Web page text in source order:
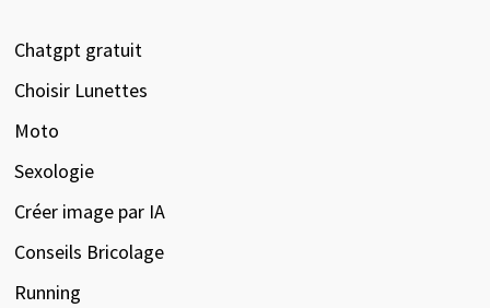
Chatgpt gratuit
Choisir Lunettes
Moto
Sexologie
Créer image par IA
Conseils Bricolage
Running